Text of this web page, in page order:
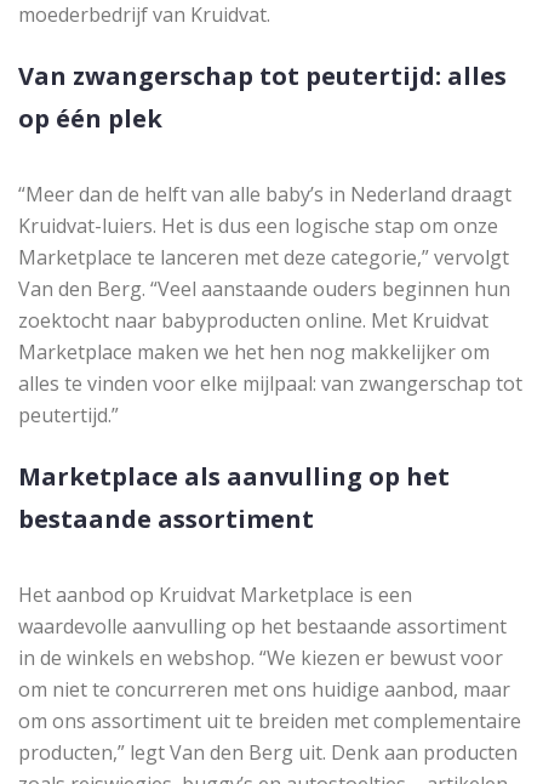
moederbedrijf van Kruidvat.
Van zwangerschap tot peutertijd: alles
op één plek
“Meer dan de helft van alle baby’s in Nederland draagt
Kruidvat-luiers. Het is dus een logische stap om onze
Marketplace te lanceren met deze categorie,” vervolgt
Van den Berg. “Veel aanstaande ouders beginnen hun
zoektocht naar babyproducten online. Met Kruidvat
Marketplace maken we het hen nog makkelijker om
alles te vinden voor elke mijlpaal: van zwangerschap tot
peutertijd.”
Marketplace als aanvulling op het
bestaande assortiment
Het aanbod op Kruidvat Marketplace is een
waardevolle aanvulling op het bestaande assortiment
in de winkels en webshop. “We kiezen er bewust voor
om niet te concurreren met ons huidige aanbod, maar
om ons assortiment uit te breiden met complementaire
producten,” legt Van den Berg uit. Denk aan producten